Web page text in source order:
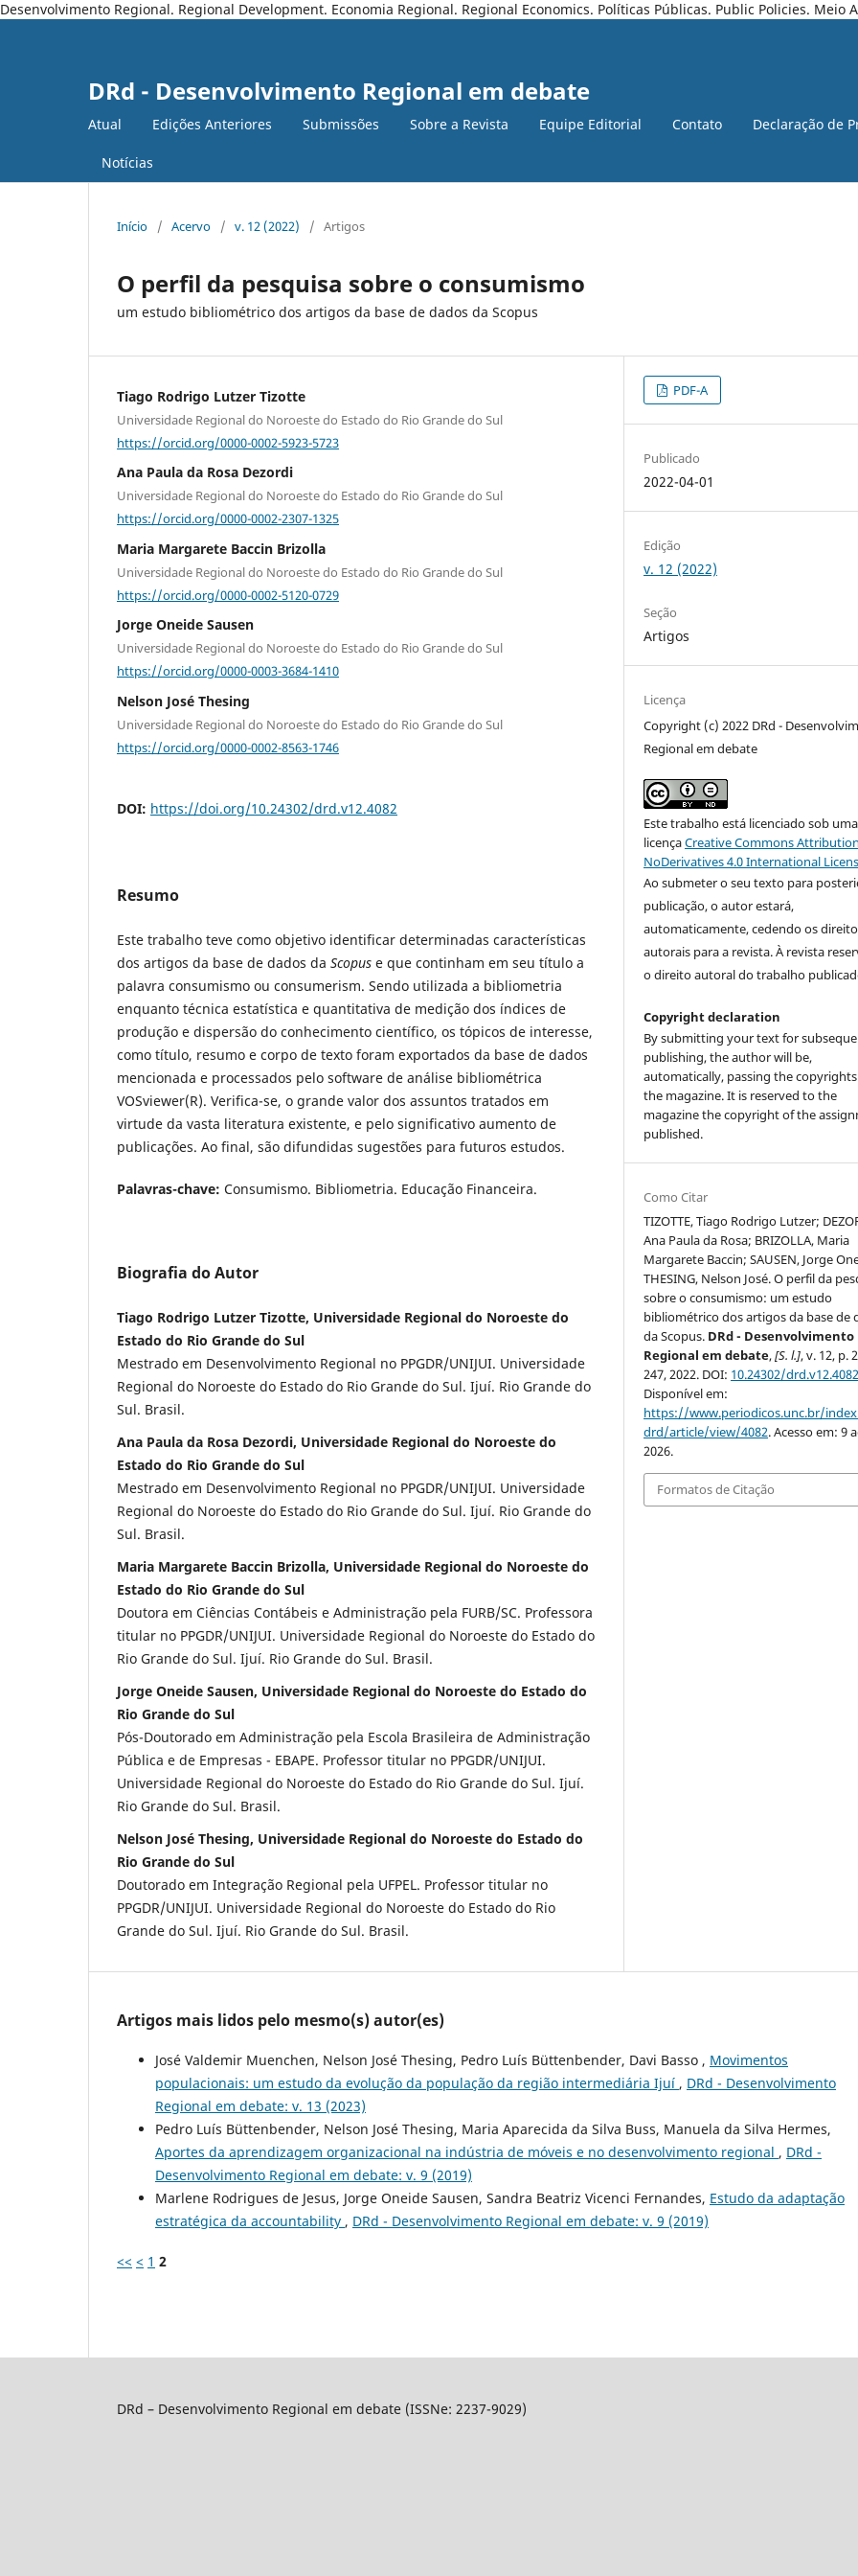
Desenvolvimento Regional. Regional Development. Economia Regional. Regional Economics. Políticas Públicas. Public Policies. Meio
DRd - Desenvolvimento Regional em debate
Atual Edições Anteriores Submissões Sobre a Revista Equipe Editorial Contato Declaração de
Notícias
Início / Acervo / v. 12 (2022) / Artigos
O perfil da pesquisa sobre o consumismo
um estudo bibliométrico dos artigos da base de dados da Scopus
Tiago Rodrigo Lutzer Tizotte
Universidade Regional do Noroeste do Estado do Rio Grande do Sul
https://orcid.org/0000-0002-5923-5723
Ana Paula da Rosa Dezordi
Universidade Regional do Noroeste do Estado do Rio Grande do Sul
https://orcid.org/0000-0002-2307-1325
Maria Margarete Baccin Brizolla
Universidade Regional do Noroeste do Estado do Rio Grande do Sul
https://orcid.org/0000-0002-5120-0729
Jorge Oneide Sausen
Universidade Regional do Noroeste do Estado do Rio Grande do Sul
https://orcid.org/0000-0003-3684-1410
Nelson José Thesing
Universidade Regional do Noroeste do Estado do Rio Grande do Sul
https://orcid.org/0000-0002-8563-1746
DOI: https://doi.org/10.24302/drd.v12.4082
Resumo
Este trabalho teve como objetivo identificar determinadas características
dos artigos da base de dados da Scopus e que continham em seu título a
palavra consumismo ou consumerism. Sendo utilizada a bibliometria
enquanto técnica estatística e quantitativa de medição dos índices de
produção e dispersão do conhecimento científico, os tópicos de interesse,
como título, resumo e corpo de texto foram exportados da base de dados
mencionada e processados pelo software de análise bibliométrica
VOSviewer(R). Verifica-se, o grande valor dos assuntos tratados em
virtude da vasta literatura existente, e pelo significativo aumento de
publicações. Ao final, são difundidas sugestões para futuros estudos.
Palavras-chave: Consumismo. Bibliometria. Educação Financeira.
Biografia do Autor
Tiago Rodrigo Lutzer Tizotte, Universidade Regional do Noroeste do
Estado do Rio Grande do Sul
Mestrado em Desenvolvimento Regional no PPGDR/UNIJUI. Universidade
Regional do Noroeste do Estado do Rio Grande do Sul. Ijuí. Rio Grande do
Sul. Brasil.
Ana Paula da Rosa Dezordi, Universidade Regional do Noroeste do
Estado do Rio Grande do Sul
Mestrado em Desenvolvimento Regional no PPGDR/UNIJUI. Universidade
Regional do Noroeste do Estado do Rio Grande do Sul. Ijuí. Rio Grande do
Sul. Brasil.
Maria Margarete Baccin Brizolla, Universidade Regional do Noroeste do
Estado do Rio Grande do Sul
Doutora em Ciências Contábeis e Administração pela FURB/SC. Professora
titular no PPGDR/UNIJUI. Universidade Regional do Noroeste do Estado do
Rio Grande do Sul. Ijuí. Rio Grande do Sul. Brasil.
Jorge Oneide Sausen, Universidade Regional do Noroeste do Estado do
Rio Grande do Sul
Pós-Doutorado em Administração pela Escola Brasileira de Administração
Pública e de Empresas - EBAPE. Professor titular no PPGDR/UNIJUI.
Universidade Regional do Noroeste do Estado do Rio Grande do Sul. Ijuí.
Rio Grande do Sul. Brasil.
Nelson José Thesing, Universidade Regional do Noroeste do Estado do
Rio Grande do Sul
Doutorado em Integração Regional pela UFPEL. Professor titular no
PPGDR/UNIJUI. Universidade Regional do Noroeste do Estado do Rio
Grande do Sul. Ijuí. Rio Grande do Sul. Brasil.
PDF-A
Publicado
2022-04-01
Edição
v. 12 (2022)
Seção
Artigos
Licença
Copyright (c) 2022 DRd -
Regional em debate
Este trabalho está licenciado sob uma
licençaCreative Commons
NoDerivatives 4.0 International
Ao submeter o seu texto para
publicação, o autor estará,
automaticamente, cedendo os
autorais para a revista. À revista
o direito autoral do trabalho
Copyright declaration
By submitting your text for
publishing, the author will be,
automatically, passing the
the magazine. It is reserved to the
magazine the copyright of the
published.
Como Citar
TIZOTTE, Tiago Rodrigo Lutzer;
Ana Paula da Rosa; BRIZOLLA, Maria
Margarete Baccin; SAUSEN, Jorge
THESING, Nelson José. O perfil da
sobre o consumismo: um estudo
bibliométrico dos artigos da base de
da Scopus. DRd - Desenvolvimento
Regional em debate,[S. l.], v. 12, p.
247, 2022. DOI: 10.24302/drd.v12.4082
Disponível em:
https://www.periodicos.unc.br/
drd/article/view/4082. Acesso em: 9
2026.
Formatos de Citação
Artigos mais lidos pelo mesmo(s) autor(es)
José Valdemir Muenchen, Nelson José Thesing, Pedro Luís Büttenbender, Davi Basso , Movimentos
populacionais: um estudo da evolução da população da região intermediária Ijuí , DRd - Desenvolvimento
Regional em debate: v. 13 (2023)
Pedro Luís Büttenbender, Nelson José Thesing, Maria Aparecida da Silva Buss, Manuela da Silva Hermes,
Aportes da aprendizagem organizacional na indústria de móveis e no desenvolvimento regional , DRd -
Desenvolvimento Regional em debate: v. 9 (2019)
Marlene Rodrigues de Jesus, Jorge Oneide Sausen, Sandra Beatriz Vicenci Fernandes, Estudo da adaptação
estratégica da accountability , DRd - Desenvolvimento Regional em debate: v. 9 (2019)
<< < 1 2
DRd – Desenvolvimento Regional em debate (ISSNe: 2237-9029)